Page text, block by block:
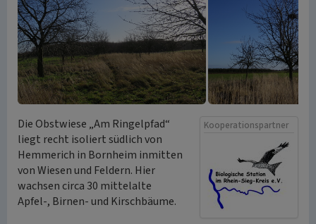
Kooperationspartner
Die Obstwiese „Am Ringelpfad“
liegt recht isoliert südlich von
Hemmerich in Bornheim inmitten
von Wiesen und Feldern. Hier
wachsen circa 30 mittelalte
Apfel-, Birnen- und Kirschbäume.